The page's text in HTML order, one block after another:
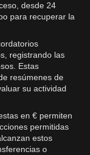
desde 24
para recuperar la
registrando las
Estas
resúmenes de
su actividad
en € permiten
permitidas
estos
o